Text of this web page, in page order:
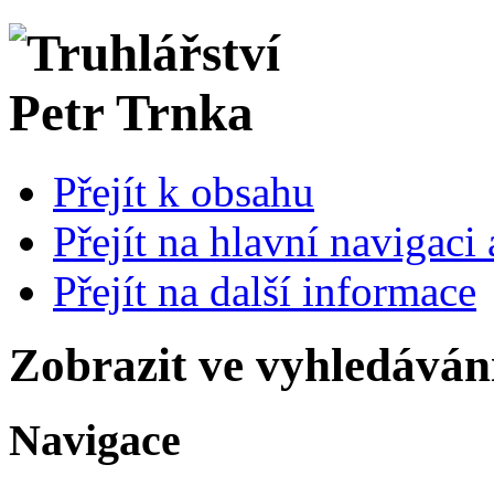
Přejít k obsahu
Přejít na hlavní navigaci
Přejít na další informace
Zobrazit ve
Navigace